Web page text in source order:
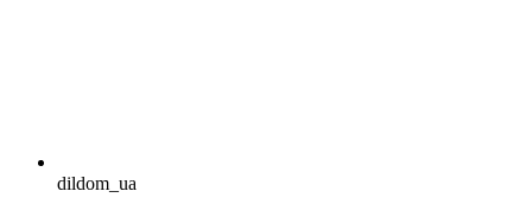
dildom_ua